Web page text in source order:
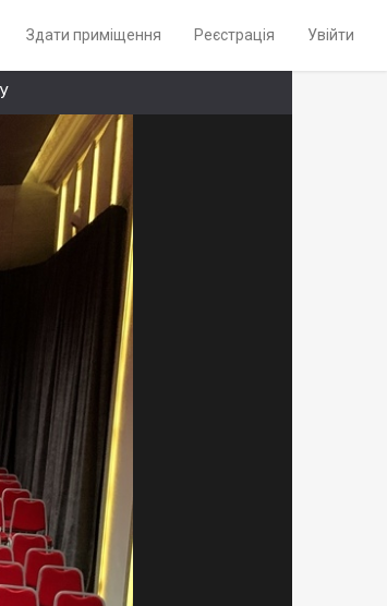
Здати приміщення Реєстрація Увійти